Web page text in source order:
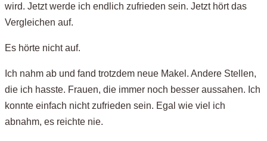
wird. Jetzt werde ich endlich zufrieden sein. Jetzt hört das
Vergleichen auf.
Es hörte nicht auf.
Ich nahm ab und fand trotzdem neue Makel. Andere Stellen,
die ich hasste. Frauen, die immer noch besser aussahen. Ich
konnte einfach nicht zufrieden sein. Egal wie viel ich
abnahm, es reichte nie.